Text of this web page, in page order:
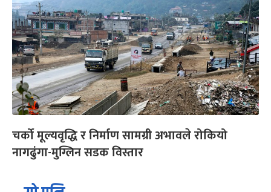
चर्को मूल्यवृद्धि र निर्माण सामग्री अभावले रोकियो
नागढुंगा-मुग्लिन सडक विस्तार